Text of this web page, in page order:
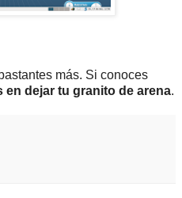
más. Si conoces
en dejar tu granito de arena.